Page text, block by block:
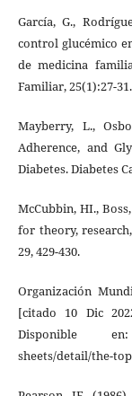
García, G.,
control glucémico
de medicina
Familiar, 25(1):27-31.
Mayberry, L.,
Adherence, and
Diabetes. Diabetes
McCubbin, HI.,
for theory,
29, 429-430.
Organización
[citado 10 Dic
Disponible
sheets/detail/the-